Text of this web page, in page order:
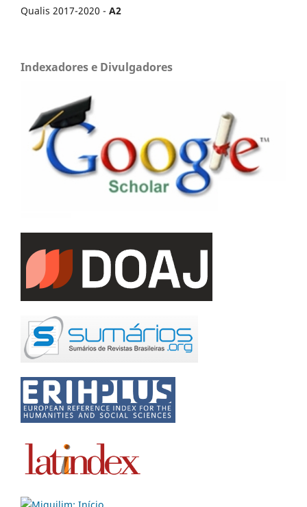
Qualis 2017-2020 - A2
Indexadores e Divulgadores